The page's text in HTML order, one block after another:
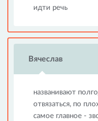
идти речь
Вячеслав
названивают
отвязаться, по
самое главное -